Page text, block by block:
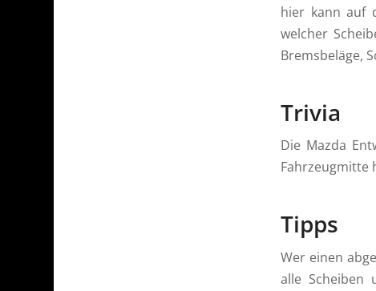
hier kann auf
welcher
Bremsbeläge,
Trivia
Die Mazda
Fahrzeugmitte
Tipps
Wer einen
alle Scheiben